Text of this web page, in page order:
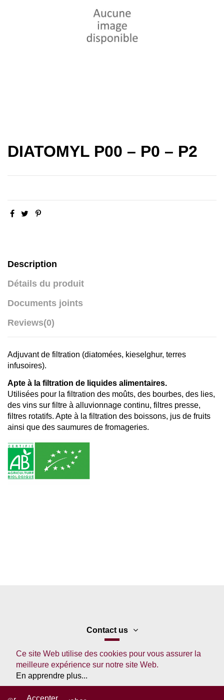
DIATOMYL P00 – P0 – P2
Description
Détails du produit
Documents joints
Reviews(0)
Adjuvant de filtration (diatomées, kieselghur, terres
infusoires).
Apte à la filtration de liquides alimentaires.
Utilisées pour la filtration des moûts, des bourbes, des lies,
des vins sur filtre à alluvionnage continu, filtres presse,
filtres rotatifs. Apte à la filtration des boissons, jus de fruits
ainsi que des saumures de fromageries.
Contact us
Ce site Web utilise des cookies pour vous assurer la
meilleure expérience sur notre site Web.
En apprendre plus...
Accepter